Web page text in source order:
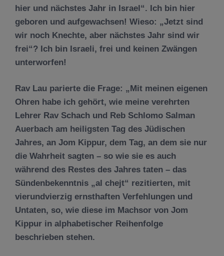
hier und nächstes Jahr in Israel“. Ich bin hier
geboren und aufgewachsen! Wieso: „Jetzt sind
wir noch Knechte, aber nächstes Jahr sind wir
frei“? Ich bin Israeli, frei und keinen Zwängen
unterworfen!
Rav Lau parierte die Frage: „Mit meinen eigenen
Ohren habe ich gehört, wie meine verehrten
Lehrer Rav Schach und Reb Schlomo Salman
Auerbach am heiligsten Tag des Jüdischen
Jahres, an Jom Kippur, dem Tag, an dem sie nur
die Wahrheit sagten – so wie sie es auch
während des Restes des Jahres taten – das
Sündenbekenntnis „al chejt“ rezitierten, mit
vierundvierzig ernsthaften Verfehlungen und
Untaten, so, wie diese im Machsor von Jom
Kippur in alphabetischer Reihenfolge
beschrieben stehen.